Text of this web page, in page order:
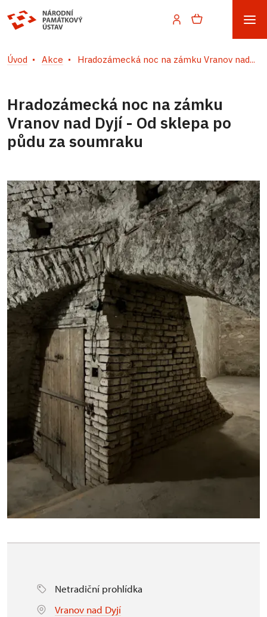
Úvod Akce Hradozámecká noc na zámku Vranov nad...
Hradozámecká noc na zámku
Vranov nad Dyjí - Od sklepa po
půdu za soumraku
Netradiční prohlídka
Vranov nad Dyjí